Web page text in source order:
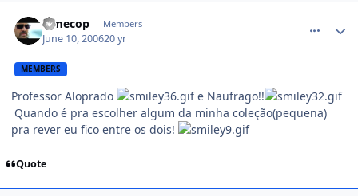
Timecop Members
June 10, 200620 yr
MEMBERS
Professor Aloprado
e Naufrago!!
Quando é pra escolher algum da minha coleção(pequena)
pra rever eu fico entre os dois!
Quote